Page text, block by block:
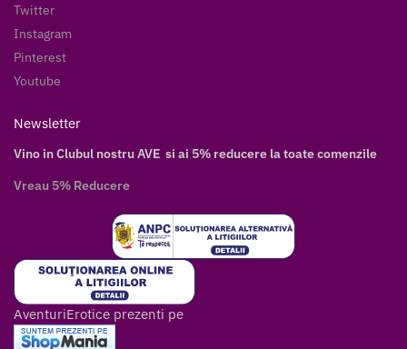
Twitter
Instagram
Pinterest
Youtube
Newsletter
Vino in Clubul nostru AVE si ai 5% reducere la toate comenzile
Vreau 5% Reducere
AventuriErotice prezenti pe